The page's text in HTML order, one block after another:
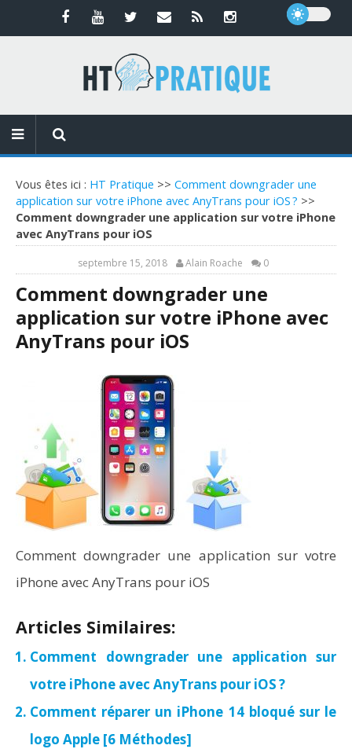
Vous êtes ici : HT Pratique >> Comment downgrader une
application sur votre iPhone avec AnyTrans pour iOS ? >>
Comment downgrader une application sur votre iPhone
avec AnyTrans pour iOS
septembre 15, 2018 Alain Roache 0
Comment downgrader une
application sur votre iPhone avec
AnyTrans pour iOS
Comment downgrader une application sur votre
iPhone avec AnyTrans pour iOS
Articles Similaires:
Comment downgrader une application sur
votre iPhone avec AnyTrans pour iOS ?
Comment réparer un iPhone 14 bloqué sur le
logo Apple [6 Méthodes]